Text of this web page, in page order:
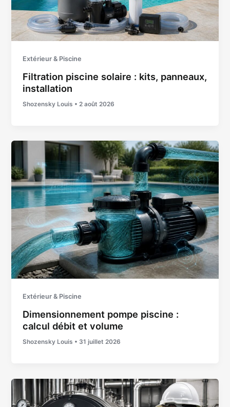
Extérieur & Piscine
Filtration piscine solaire : kits, panneaux,
installation
Shozensky Louis •2 août 2026
Extérieur & Piscine
Dimensionnement pompe piscine :
calcul débit et volume
Shozensky Louis • 31 juillet 2026